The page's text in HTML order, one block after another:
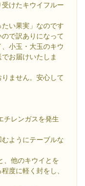
けたキウイフルー
い果実」なのです
で訳ありになって
小玉・大玉のキウ
お届けいたしま
ません。安心して
チレンガスを発生
ようにテーブルな
、他のキウイとを
度に軽く封をし、